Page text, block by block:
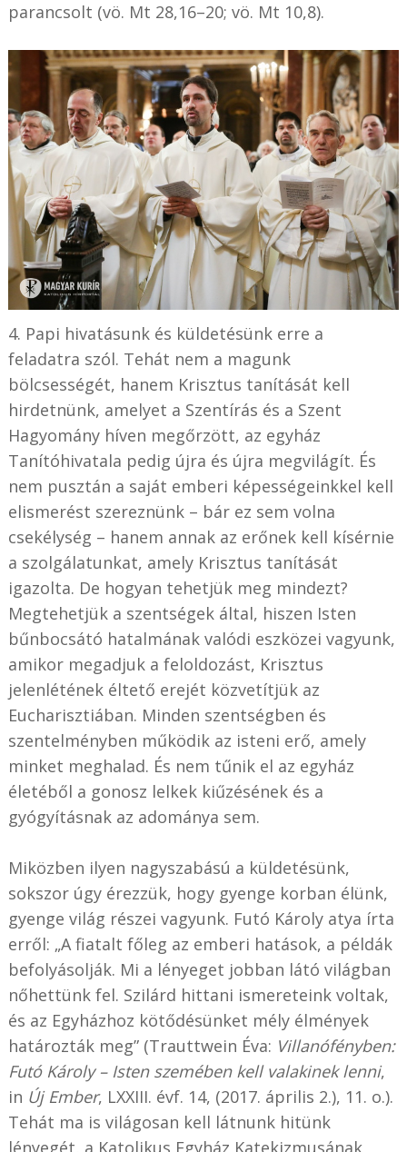
parancsolt (vö. Mt 28,16–20; vö. Mt 10,8).
4. Papi hivatásunk és küldetésünk erre a
feladatra szól. Tehát nem a magunk
bölcsességét, hanem Krisztus tanítását kell
hirdetnünk, amelyet a Szentírás és a Szent
Hagyomány híven megőrzött, az egyház
Tanítóhivatala pedig újra és újra megvilágít. És
nem pusztán a saját emberi képességeinkkel kell
elismerést szereznünk – bár ez sem volna
csekélység – hanem annak az erőnek kell kísérnie
a szolgálatunkat, amely Krisztus tanítását
igazolta. De hogyan tehetjük meg mindezt?
Megtehetjük a szentségek által, hiszen Isten
bűnbocsátó hatalmának valódi eszközei vagyunk,
amikor megadjuk a feloldozást, Krisztus
jelenlétének éltető erejét közvetítjük az
Eucharisztiában. Minden szentségben és
szentelményben működik az isteni erő, amely
minket meghalad. És nem tűnik el az egyház
életéből a gonosz lelkek kiűzésének és a
gyógyításnak az adománya sem.
Miközben ilyen nagyszabású a küldetésünk,
sokszor úgy érezzük, hogy gyenge korban élünk,
gyenge világ részei vagyunk. Futó Károly atya írta
erről: „A fiatalt főleg az emberi hatások, a példák
befolyásolják. Mi a lényeget jobban látó világban
nőhettünk fel. Szilárd hittani ismereteink voltak,
és az Egyházhoz kötődésünket mély élmények
határozták meg” (Trauttwein Éva: Villanófényben:
Futó Károly – Isten szemében kell valakinek lenni,
in Új Ember, LXXIII. évf. 14, (2017. április 2.), 11. o.).
Tehát ma is világosan kell látnunk hitünk